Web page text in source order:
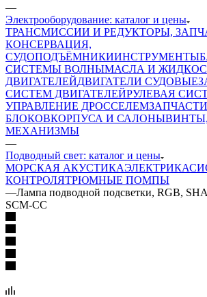
—
Электрооборудование: каталог и цены
ТРАНСМИССИИ И РЕДУКТОРЫ,
КОНСЕРВАЦИЯ,
СУДОПОДЪЁМНИКИИНСТРУМЕНТЫ
СИСТЕМЫ ВОЛНЫМАСЛА И
ДВИГАТЕЛЕЙДВИГАТЕЛИ СУДОВЫЕ
СИСТЕМ ДВИГАТЕЛЕЙРУЛЕВАЯ
УПРАВЛЕНИЕ ДРОССЕЛЕМ
БЛОКОВКОРПУСА И САЛОНЫ
МЕХАНИЗМЫ
—
Подводный свет: каталог и цены
МОРСКАЯ АКУСТИКАЭЛЕКТРИКА
КОНТРОЛЯТРЮМНЫЕ ПОМПЫ
—Лампа подводной подсветки, RGB,
SCM-CC